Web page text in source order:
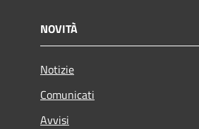
NOVITÀ
Notizie
Comunicati
Avvisi